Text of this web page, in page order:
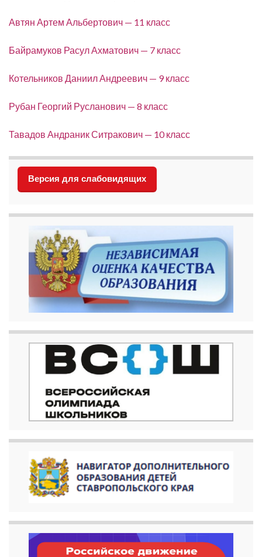
Автян Артем Альбертович — 11 класс
Байрамуков Расул Ахматович — 7 класс
Котельников Даниил Андреевич — 9 класс
Рубан Георгий Русланович — 8 класс
Тавадов Андраник Ситракович — 10 класс
Версия для слабовидящих